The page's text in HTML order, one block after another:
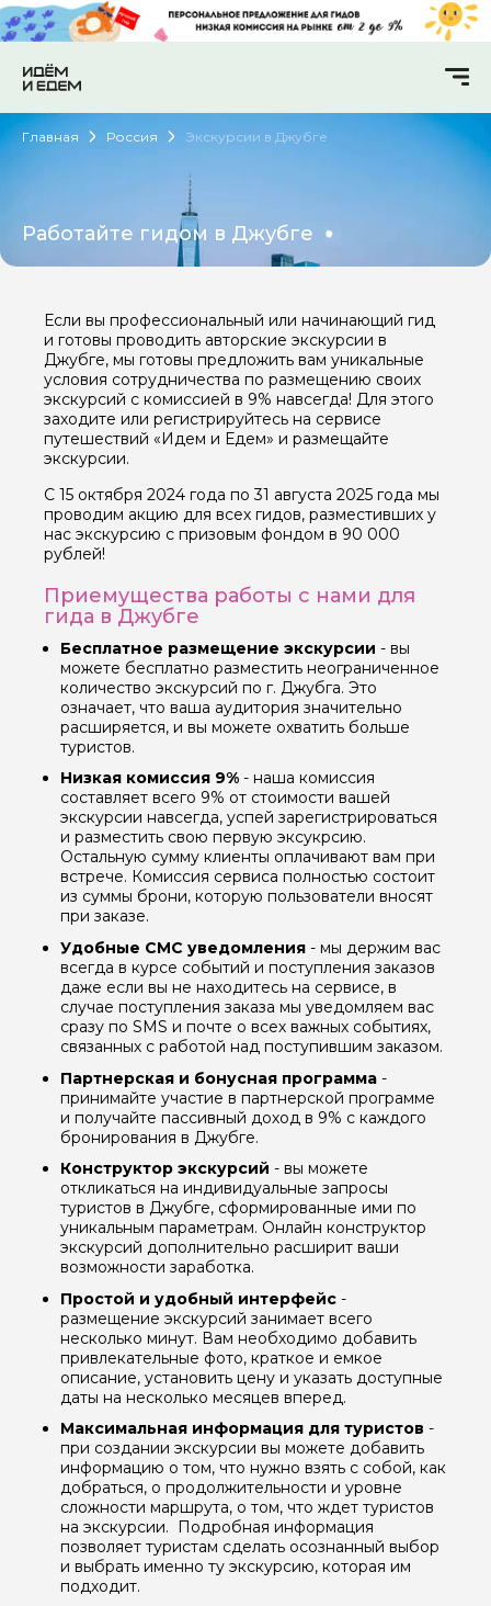
Главная Россия Экскурсии в Джубге
Работайте гидом в Джубге
Если вы профессиональный или начинающий гид
и готовы проводить авторские экскурсии в
Джубге, мы готовы предложить вам уникальные
условия сотрудничества по размещению своих
экскурсий с комиссией в 9% навсегда! Для этого
заходите или регистрируйтесь на сервисе
путешествий «Идем и Едем» и размещайте
экскурсии.
С 15 октября 2024 года по 31 августа 2025 года мы
проводим акцию для всех гидов, разместивших у
нас экскурсию с призовым фондом в 90 000
рублей!
Приемущества работы с нами для
гида в Джубге
Бесплатное размещение экскурсии - вы
можете бесплатно разместить неограниченное
количество экскурсий по г. Джубга. Это
означает, что ваша аудитория значительно
расширяется, и вы можете охватить больше
туристов.
Низкая комиссия 9% - наша комиссия
составляет всего 9% от стоимости вашей
экскурсии навсегда, успей зарегистрироваться
и разместить свою первую эксукрсию.
Остальную сумму клиенты оплачивают вам при
встрече. Комиссия сервиса полностью состоит
из суммы брони, которую пользователи вносят
при заказе.
Удобные СМС уведомления - мы держим вас
всегда в курсе событий и поступления заказов
даже если вы не находитесь на сервисе, в
случае поступления заказа мы уведомляем вас
сразу по SMS и почте о всех важных событиях,
связанных с работой над поступившим заказом.
Партнерская и бонусная программа -
принимайте участие в партнерской программе
и получайте пассивный доход в 9% с каждого
бронирования в Джубге.
Конструктор экскурсий - вы можете
откликаться на индивидуальные запросы
туристов в Джубге, сформированные ими по
уникальным параметрам. Онлайн конструктор
экскурсий дополнительно расширит ваши
возможности заработка.
Простой и удобный интерфейс -
размещение экскурсий занимает всего
несколько минут. Вам необходимо добавить
привлекательные фото, краткое и емкое
описание, установить цену и указать доступные
даты на несколько месяцев вперед.
Максимальная информация для туристов -
при создании экскурсии вы можете добавить
информацию о том, что нужно взять с собой, как
добраться, о продолжительности и уровне
сложности маршрута, о том, что ждет туристов
на экскурсии. Подробная информация
позволяет туристам сделать осознанный выбор
и выбрать именно ту экскурсию, которая им
подходит.